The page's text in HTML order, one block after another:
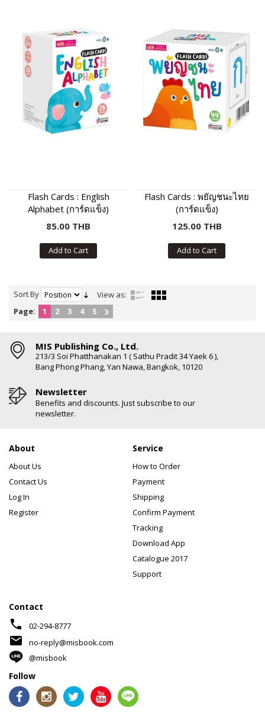
Flash Cards : English
Alphabet (การ์ดแข็ง)
85.00 THB
Add to Cart
Flash Cards : พยัญชนะไทย
(การ์ดแข็ง)
125.00 THB
Add to Cart
Sort By
View as:
Page:
1 2 3 4 5
MIS Publishing Co., Ltd.
213/3 Soi Phatthanakan 1 ( Sathu Pradit 34 Yaek 6 ),
Bang Phong Phang, Yan Nawa, Bangkok, 10120
Newsletter
Benefits and discounts. Just subscribe to our
newsletter.
About
About Us
Contact Us
Log In
Register
Service
How to Order
Payment
Shipping
Confirm Payment
Tracking
Download App
Catalogue 2017
Support
Contact
phone 02-294-8777
mail
no-reply@misbook.com
@misbook
Follow